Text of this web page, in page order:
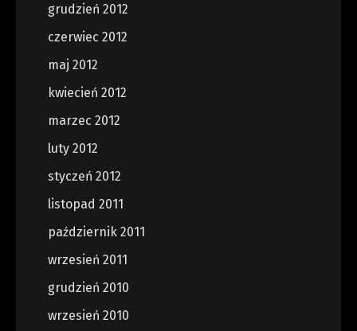
grudzień 2012
czerwiec 2012
maj 2012
kwiecień 2012
marzec 2012
luty 2012
styczeń 2012
listopad 2011
październik 2011
wrzesień 2011
grudzień 2010
wrzesień 2010